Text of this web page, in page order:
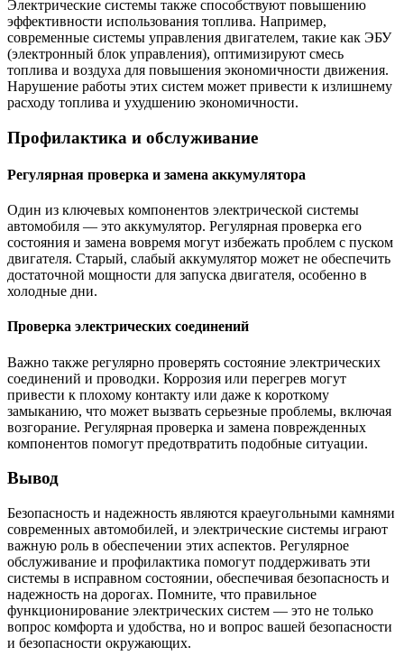
Электрические системы также способствуют повышению
эффективности использования топлива. Например,
современные системы управления двигателем, такие как ЭБУ
(электронный блок управления), оптимизируют смесь
топлива и воздуха для повышения экономичности движения.
Нарушение работы этих систем может привести к излишнему
расходу топлива и ухудшению экономичности.
Профилактика и обслуживание
Регулярная проверка и замена аккумулятора
Один из ключевых компонентов электрической системы
автомобиля — это аккумулятор. Регулярная проверка его
состояния и замена вовремя могут избежать проблем с пуском
двигателя. Старый, слабый аккумулятор может не обеспечить
достаточной мощности для запуска двигателя, особенно в
холодные дни.
Проверка электрических соединений
Важно также регулярно проверять состояние электрических
соединений и проводки. Коррозия или перегрев могут
привести к плохому контакту или даже к короткому
замыканию, что может вызвать серьезные проблемы, включая
возгорание. Регулярная проверка и замена поврежденных
компонентов помогут предотвратить подобные ситуации.
Вывод
Безопасность и надежность являются краеугольными камнями
современных автомобилей, и электрические системы играют
важную роль в обеспечении этих аспектов. Регулярное
обслуживание и профилактика помогут поддерживать эти
системы в исправном состоянии, обеспечивая безопасность и
надежность на дорогах. Помните, что правильное
функционирование электрических систем — это не только
вопрос комфорта и удобства, но и вопрос вашей безопасности
и безопасности окружающих.